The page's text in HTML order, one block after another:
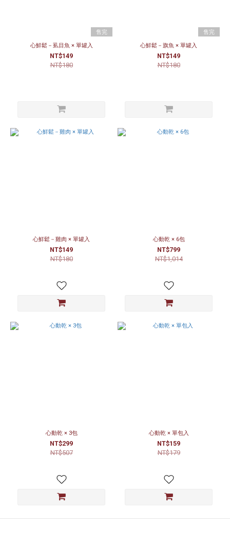
售完
心鮮鬆－虱目魚 × 單罐入
NT$149
NT$180
售完
心鮮鬆－旗魚 × 單罐入
NT$149
NT$180
心鮮鬆－雞肉 × 單罐入
NT$149
NT$180
心動乾 × 6包
NT$799
NT$1,014
心動乾 × 3包
NT$299
NT$507
心動乾 × 單包入
NT$159
NT$179